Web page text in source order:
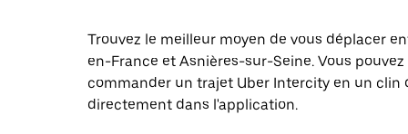
Trouvez le meilleur moyen de vous déplacer
en-France et Asnières-sur-Seine. Vous
commander un trajet Uber Intercity en un clin
directement dans l'application.